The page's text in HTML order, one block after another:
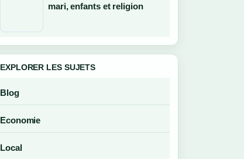
mari, enfants et religion
EXPLORER LES SUJETS
Blog
Economie
Local